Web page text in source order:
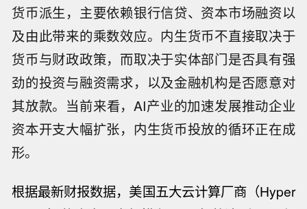
货币派生，主要依赖银行信贷、资本市场融资以
及由此带来的乘数效应。内生货币不直接取决于
货币与财政政策，而取决于实体部门是否具有强
劲的投资与融资需求，以及金融机构是否愿意对
其放款。当前来看，AI产业的加速发展推动企业
资本开支大幅扩张，内生货币投放的循环正在成
形。
根据最新财报数据，美国五大云计算厂商（Hyper